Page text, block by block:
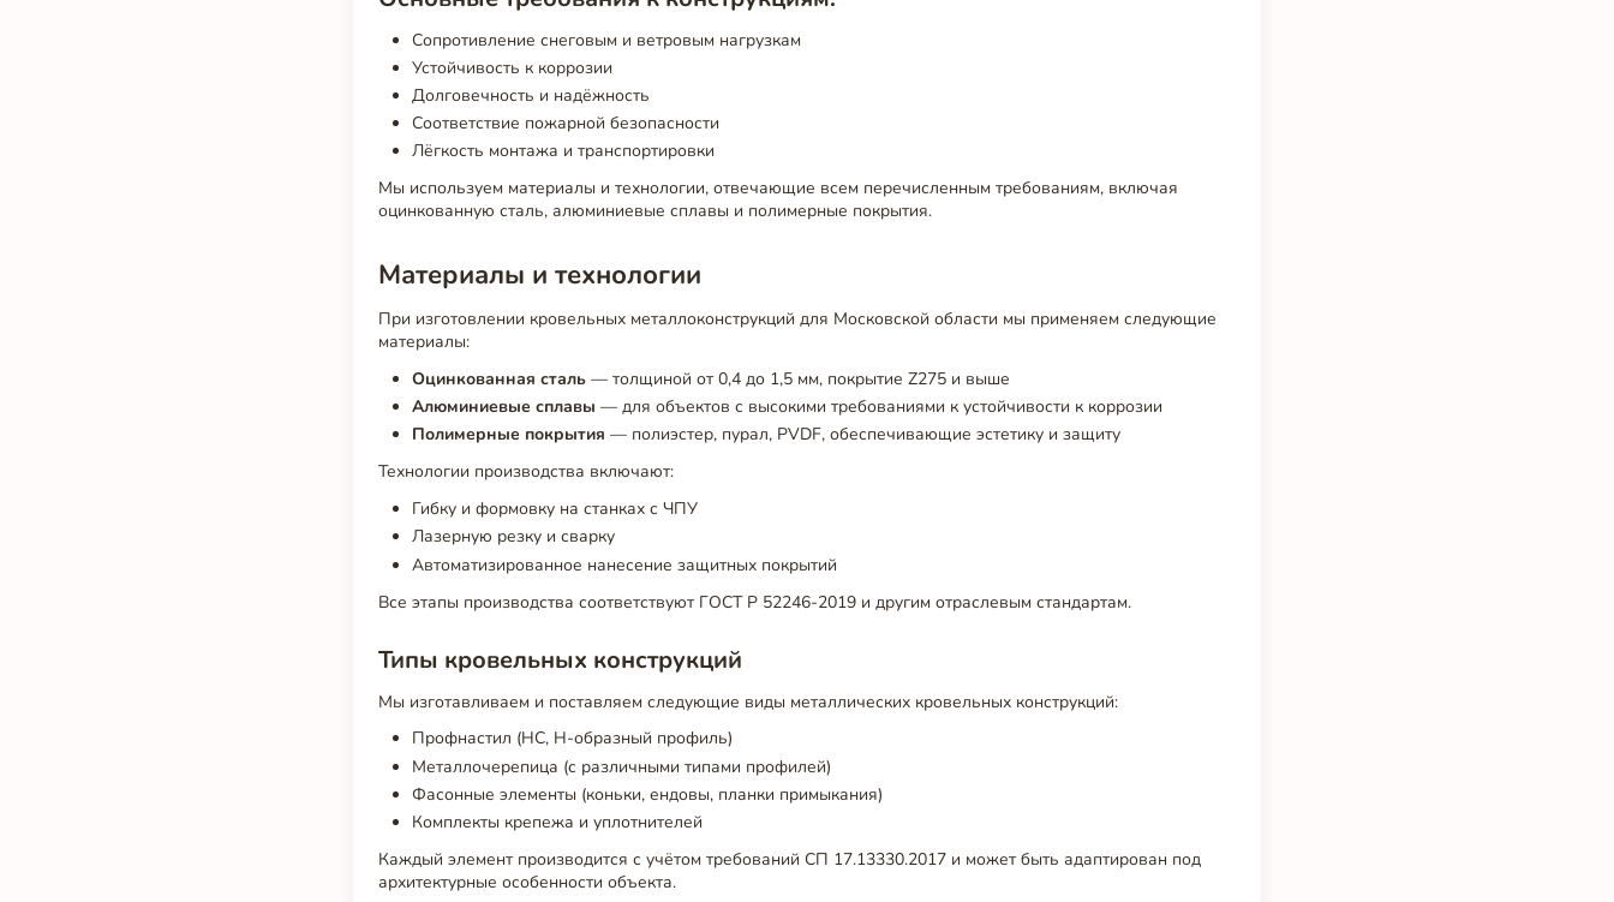
Сопротивление снеговым и ветровым нагрузкам
Устойчивость к коррозии
Долговечность и надёжность
Соответствие пожарной безопасности
Лёгкость монтажа и транспортировки
Мы используем материалы и технологии, отвечающие всем перечисленным требованиям, включая
оцинкованную сталь, алюминиевые сплавы и полимерные покрытия.
Материалы и технологии
При изготовлении кровельных металлоконструкций для Московской области мы применяем следующие
материалы:
Оцинкованная сталь — толщиной от 0,4 до 1,5 мм, покрытие Z275 и выше
Алюминиевые сплавы — для объектов с высокими требованиями к устойчивости к коррозии
Полимерные покрытия — полиэстер, пурал, PVDF, обеспечивающие эстетику и защиту
Технологии производства включают:
Гибку и формовку на станках с ЧПУ
Лазерную резку и сварку
Автоматизированное нанесение защитных покрытий
Все этапы производства соответствуют ГОСТ Р 52246-2019 и другим отраслевым стандартам.
Типы кровельных конструкций
Мы изготавливаем и поставляем следующие виды металлических кровельных конструкций:
Профнастил (НС, Н-образный профиль)
Металлочерепица (с различными типами профилей)
Фасонные элементы (коньки, ендовы, планки примыкания)
Комплекты крепежа и уплотнителей
Каждый элемент производится с учётом требований СП 17.13330.2017 и может быть адаптирован под
архитектурные особенности объекта.